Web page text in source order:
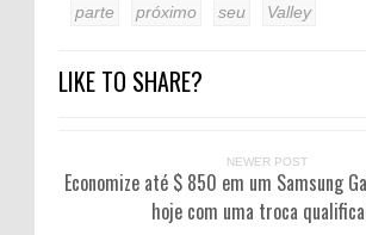
parte
próximo seu Valley
LIKE TO SHARE?
NEWER POST
Economize até $ 850 em um Samsung
hoje com uma troca